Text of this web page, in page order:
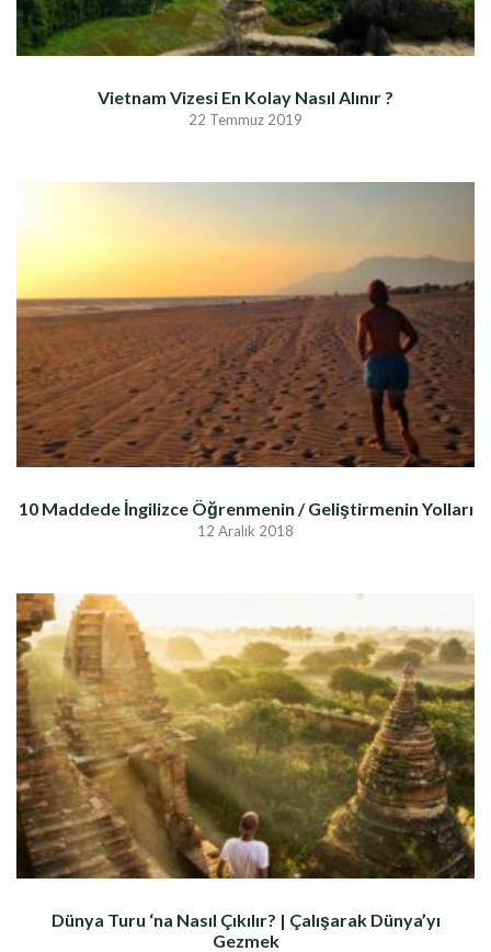
Vietnam Vizesi En Kolay Nasıl Alınır ?
22 Temmuz 2019
10 Maddede İngilizce Öğrenmenin / Geliştirmenin Yolları
12 Aralık 2018
Dünya Turu ‘na Nasıl Çıkılır? | Çalışarak Dünya’yı
Gezmek